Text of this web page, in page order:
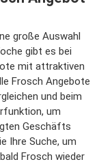
große Auswahl
gibt es bei
mit attraktiven
Frosch Angebote
und beim
um
Geschäfts
Ihre Suche, um
Frosch wieder